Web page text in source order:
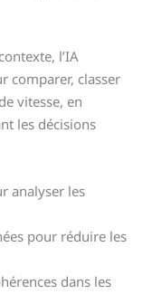
l’IA
comparer, classer
vitesse, en
les décisions
analyser les
pour réduire les
dans les